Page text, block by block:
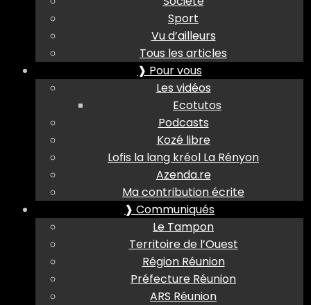
Sport
Vu d’ailleurs
Tous les articles
❱ Pour vous
Les vidéos
Ecotutos
Podcasts
Kozé libre
Lofis la lang kréol La Rényon
Azenda.re
Ma contribution écrite
❱ Communiqués
Le Tampon
Territoire de l’Ouest
Région Réunion
Préfecture Réunion
ARS Réunion